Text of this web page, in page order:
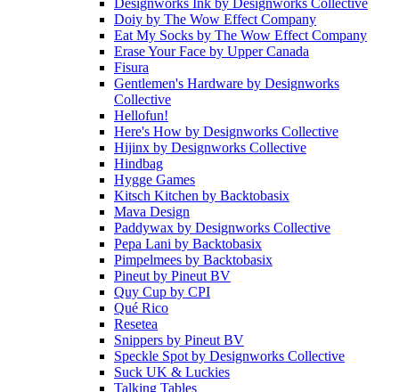
Designworks Ink by Designworks Collective
Doiy by The Wow Effect Company
Eat My Socks by The Wow Effect Company
Erase Your Face by Upper Canada
Fisura
Gentlemen's Hardware by Designworks
Collective
Hellofun!
Here's How by Designworks Collective
Hijinx by Designworks Collective
Hindbag
Hygge Games
Kitsch Kitchen by Backtobasix
Mava Design
Paddywax by Designworks Collective
Pepa Lani by Backtobasix
Pimpelmees by Backtobasix
Pineut by Pineut BV
Quy Cup by CPI
Qué Rico
Resetea
Snippers by Pineut BV
Speckle Spot by Designworks Collective
Suck UK & Luckies
Talking Tables